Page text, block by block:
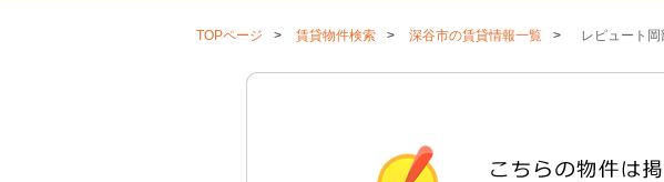
TOPページ 賃貸物件検索 深谷市の賃貸情報一覧 レピュート